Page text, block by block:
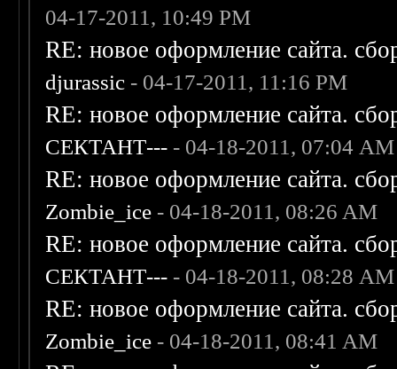
04-17-2011, 10:49 PM
RE: новое оформление сайта.
djurassic - 04-17-2011, 11:16 PM
RE: новое оформление сайта.
СЕКТАНТ--- - 04-18-2011, 07:04 AM
RE: новое оформление сайта.
Zombie_ice - 04-18-2011, 08:26 AM
RE: новое оформление сайта.
СЕКТАНТ--- - 04-18-2011, 08:28 AM
RE: новое оформление сайта.
Zombie_ice - 04-18-2011, 08:41 AM